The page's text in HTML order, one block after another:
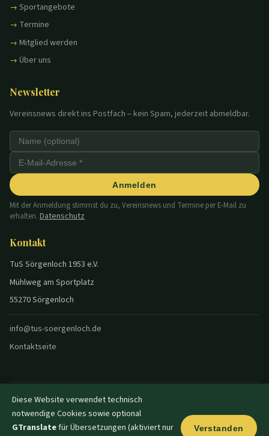
Sportangebote
Termine
Mitglied werden
Über uns
Newsletter
Vereinsnews direkt ins Postfach – kein Spam, jederzeit abmeldbar.
Anmelden
Mit der Anmeldung stimmst du zu, Vereinsnews und Termine per E-Mail zu
erhalten. Datenschutz
Kontakt
TuS Sörgenloch 1953 e.V.
Mühlweg am Sportplatz
55270 Sörgenloch
info@tus-soergenloch.de
Kontaktseite
© 2026 TuS Sörgenloch — Alle Rechte vorbehalten.
Dunkel|Datenschutz|Impressum Disclaimer|Login
Diese Website verwendet technisch
notwendige Cookies sowie optional
GTranslatefür Übersetzungen (aktiviert nur
Verstanden